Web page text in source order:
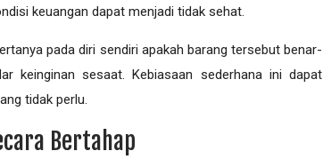
keuangan dapat menjadi tidak sehat.
pada diri sendiri apakah barang tersebut benar-
keinginan sesaat. Kebiasaan sederhana ini dapat
tidak perlu.
Bertahap